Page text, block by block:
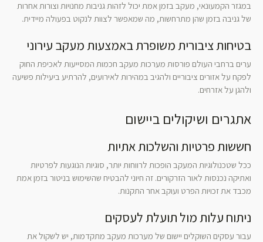
במגזר הקמעונאי, מעקב בזמן אמת יכול לזהות גניבות מחנויות וצורות אחרות
של גניבה בזמן שהן מתרחשות, מה שמאפשר לצוות לנקוט בפעולה מיידית.
בטיחות ציבורית משופרת באמצעות מעקב עירוני
ערים ברחבי העולם פורסות מערכות מעקב חכמות המסייעות לאכיפת החוק
לפקח על אזורים ציבוריים ולהגיב במהירות לאירועים, להרתיע ביעילות פשיעה
ולהגן על אזרחים.
אתגרים ושיקולים ביישום
חששות פרטיות והשלכות אתיות
ככל שטכנולוגיות המעקב הופכות לרווחות יותר, סוגיות הנוגעות לפרטיות
ואתיקה נכנסות לאור הזרקורים. זה חיוני להבטיח שהשימוש בניטור בזמן אמת
מכבד את זכויות הפרט ועוקב אחר התקנות.
ניתוח עלות מול תועלת לעסקים
עבור עסקים השוקלים יישום של מערכות מעקב מתקדמות, יש לשקול את